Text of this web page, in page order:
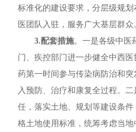
标准化的建设要求，分层级规
医团队入驻，服务广大基层群众
3.配套措施。一是各级中医
门、疾控部门进一步健全中西
药第一时间参与传染病防治和
入预防、治疗和康复全过程。
任，落实土地、规划等建设条
格土地使用标准，统筹考虑当地